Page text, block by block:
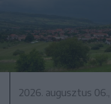
2026. augusztus